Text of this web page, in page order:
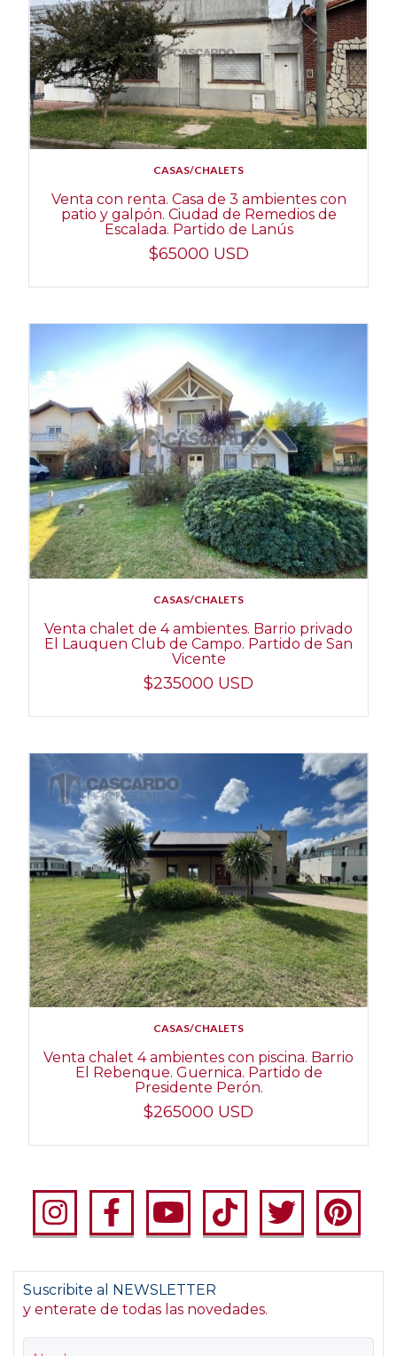
CASAS/CHALETS
Venta con renta. Casa de 3 ambientes con
patio y galpón. Ciudad de Remedios de
Escalada. Partido de Lanús
$65000 USD
CASAS/CHALETS
Venta chalet de 4 ambientes. Barrio privado
El Lauquen Club de Campo. Partido de San
Vicente
$235000 USD
CASAS/CHALETS
Venta chalet 4 ambientes con piscina. Barrio
El Rebenque. Guernica. Partido de
Presidente Perón.
$265000 USD
Suscribite al NEWSLETTER
y enterate de todas las novedades.